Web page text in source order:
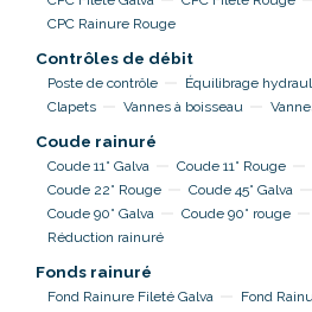
CPC Rainure Rouge
Contrôles de débit
Poste de contrôle Équilibrage
Clapets
Vannes à boisseau
Coude rainuré
Coude 11° Galva Coude 11° Rouge
Coude 22° Rouge
Coude 45° Galva
Coude 90° Galva
Coude 90° rouge
Réduction rainuré
Fonds rainuré
Fond Rainure Fileté Galva
Fond